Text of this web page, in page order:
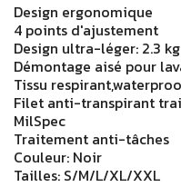
Design ergonomique
4 points d'ajustement
Design ultra-léger: 2.3 kg
Démontage aisé pour
Tissu
Filet anti-transpirant
MilSpec
Traitement anti-tâches
Couleur: Noir
Tailles: S/M/L/XL/XXL
Connectez-
Vous devez être
Annuler